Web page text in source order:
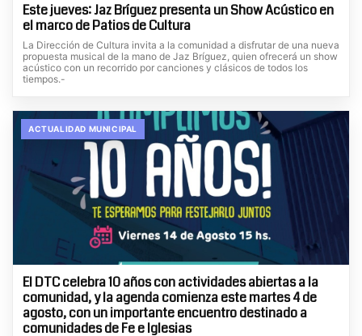
Este jueves: Jaz Bríguez presenta un Show Acústico en
el marco de Patios de Cultura
La Dirección de Cultura invita a la comunidad a disfrutar de una nueva
propuesta musical de la mano de Jaz Bríguez, quien ofrecerá un show
acústico con un recorrido por canciones y clásicos de todos los
tiempos.-
ACTUALIDAD MUNICIPAL
El DTC celebra 10 años con actividades abiertas a la
comunidad, y la agenda comienza este martes 4 de
agosto, con un importante encuentro destinado a
comunidades de Fe e Iglesias